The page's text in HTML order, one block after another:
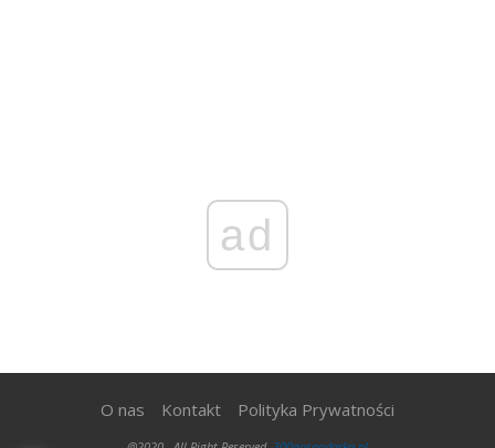
ad
O nas Kontakt Polityka Prywatności